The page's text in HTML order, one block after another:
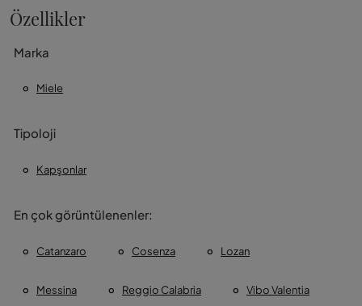
Özellikler
Marka
Miele
Tipoloji
Kapşonlar
En çok görüntülenenler:
Catanzaro Cosenza Lozan
Messina Reggio Calabria Vibo Valentia